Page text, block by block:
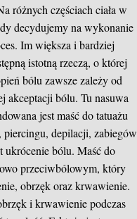
różnych częściach ciała w
decydujemy na wykonanie
Im większa i bardziej
istotną rzeczą, o której
bólu zawsze zależy od
akceptacji bólu. Tu nasuwa
jest maść do tatuażu
piercingu, depilacji, zabiegów
ukrócenie bólu. Maść do
przeciwbólowym, który
obrzęk oraz krwawienie.
i krwawienie podczas